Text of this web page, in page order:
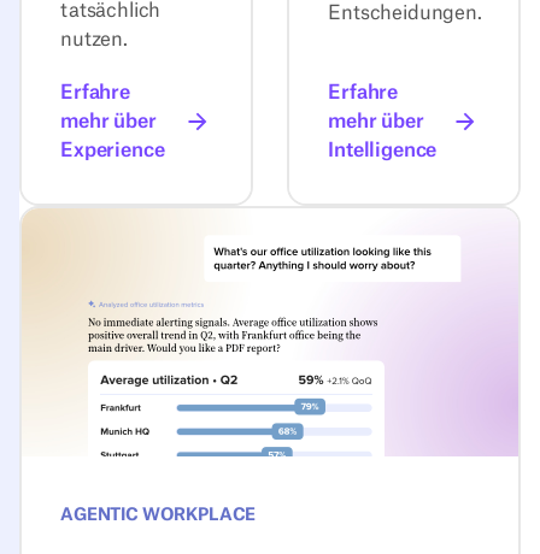
tatsächlich
nutzen.
Erfahre
mehr über
Experience
Entscheidungen.
Erfahre
mehr über
Intelligence
Entdecke den Agentic
AGENTIC WORKPLACE